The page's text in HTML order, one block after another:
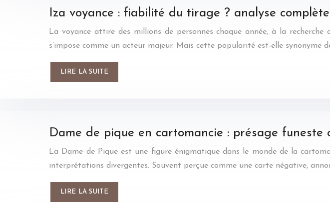
Iza voyance : fiabilité du tirage ? analyse complète
La voyance attire des millions de personnes chaque année, à la
s’impose comme un acteur majeur. Mais cette popularité est-elle synonyme
LIRE LA SUITE
Dame de pique en cartomancie : présage funeste
La Dame de Pique est une figure énigmatique dans le monde de la
interprétations divergentes. Souvent perçue comme une carte négative,
LIRE LA SUITE